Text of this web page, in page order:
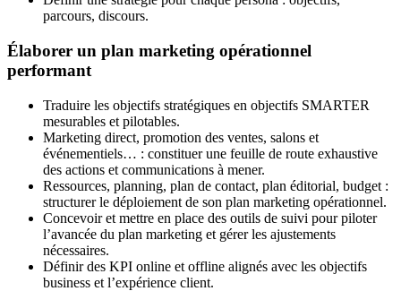
parcours, discours.
Élaborer un plan marketing opérationnel
performant
Traduire les objectifs stratégiques en objectifs SMARTER
mesurables et pilotables.
Marketing direct, promotion des ventes, salons et
événementiels… : constituer une feuille de route exhaustive
des actions et communications à mener.
Ressources, planning, plan de contact, plan éditorial, budget :
structurer le déploiement de son plan marketing opérationnel.
Concevoir et mettre en place des outils de suivi pour piloter
l’avancée du plan marketing et gérer les ajustements
nécessaires.
Définir des KPI online et offline alignés avec les objectifs
business et l’expérience client.